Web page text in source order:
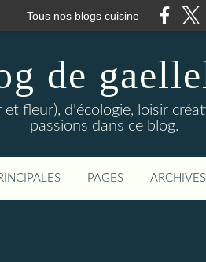
Tous nos blogs cuisine
de
et fleur), d'écologie, loisir
passions dans ce blog.
PAGES ARCHIVES